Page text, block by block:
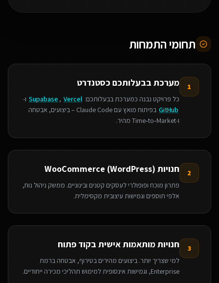
תחומי התמחות
1 מערכת בבעלותכם כסטנדרט
כל פרויקט נבנה כמערכת בבעלותכם: Supabase , Vercel
ו-
GitHub
בפיתוח מואץ עם Claude Code – ביצועים, אבטחה
ו‑Time‑to‑Market מהיר.
2 חנויות WooCommerce (WordPress)
פתרון מוכח ופופולרי לעסקים קטנים ובינוניים. ממשק ניהול נוח,
אלפי תוספים וגמישות עיצובית מקסימלית.
3 חנויות מותאמות אישית בקוד פתוח
למי שצריך יותר. ביצועים מהירים בטירוף, אבטחה ברמת
Enterprise, וגמישות אינסופית למימוש תהליכי מכירה ייחודיים.